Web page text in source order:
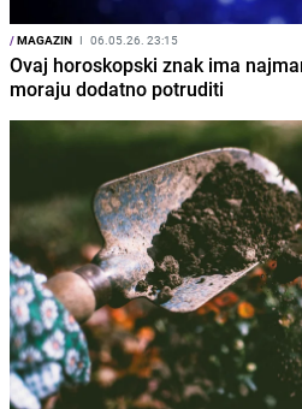
/MAGAZIN I 06.05.26. 23:15
Ovaj horoskopski znak ima
moraju dodatno potruditi